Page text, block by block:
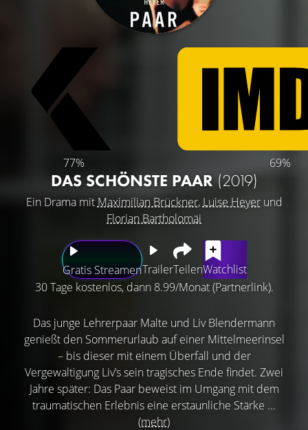
77% 69%
DAS SCHÖNSTE PAAR(2019)
Ein Drama mit Maximilian Brückner, Luise Heyerund
Florian Bartholomäi
Gratis StreamenTrailerTeilenWatchlist
30 Tage kostenlos, dann 8.99/Monat (Partnerlink).
Das junge Lehrerpaar Malte und Liv Blendermann
genießt den Sommerurlaub auf einer Mittelmeerinsel
– bis dieser mit einem Überfall und der
Vergewaltigung Liv’s sein tragisches Ende findet. Zwei
Jahre später: Das Paar beweist im Umgang mit dem
traumatischen Erlebnis eine erstaunliche Stärke ...
(mehr)